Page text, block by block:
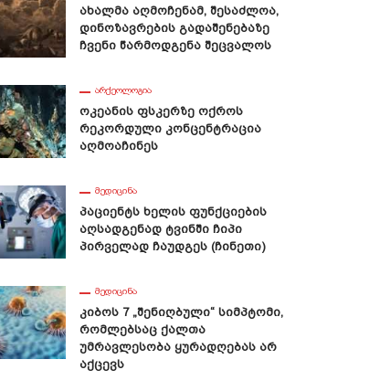
Ახალმა Აღმოჩენამ, Შესაძლოა,
Დინოზავრების Გადაშენებაზე
Ჩვენი Წარმოდგენა Შეცვალოს
ᲐᲠᲥᲔᲝᲚᲝᲒᲘᲐ
Ოკეანის Ფსკერზე Ოქროს
Რეკორდული Კონცენტრაცია
Აღმოაჩინეს
ᲛᲔᲓᲘᲪᲘᲜᲐ
Პაციენტს Ხელის Ფუნქციების
Აღსადგენად Ტვინში Ჩიპი
Პირველად Ჩაუდგეს (ჩინეთი)
ᲛᲔᲓᲘᲪᲘᲜᲐ
Კიბოს 7 „შენიღბული“ Სიმპტომი,
Რომლებსაც Ქალთა
Უმრავლესობა Ყურადღებას Არ
Აქცევს